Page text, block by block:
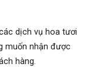
dịch vụ hoa tươi
muốn nhận được
hàng.